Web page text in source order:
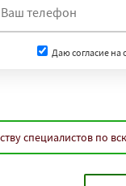
Даю согласие
специалистов по